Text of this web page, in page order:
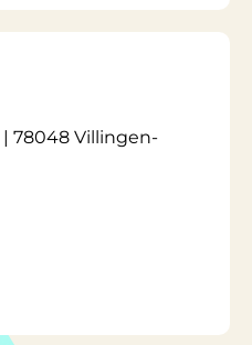
78048 Villingen-